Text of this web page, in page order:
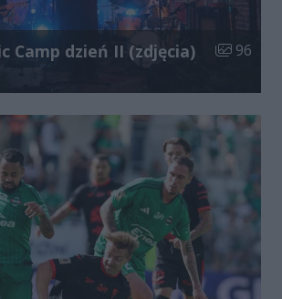
Camp dzień II (zdjęcia) Liczba
96